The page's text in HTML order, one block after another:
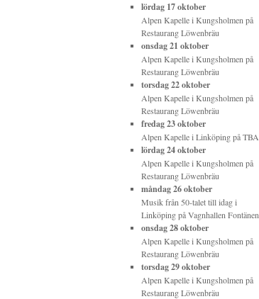
lördag 17 oktober
Alpen Kapelle i Kungsholmen på
Restaurang Löwenbräu
onsdag 21 oktober
Alpen Kapelle i Kungsholmen på
Restaurang Löwenbräu
torsdag 22 oktober
Alpen Kapelle i Kungsholmen på
Restaurang Löwenbräu
fredag 23 oktober
Alpen Kapelle i Linköping på TBA
lördag 24 oktober
Alpen Kapelle i Kungsholmen på
Restaurang Löwenbräu
måndag 26 oktober
Musik från 50-talet till idag i
Linköping på Vagnhallen Fontänen
onsdag 28 oktober
Alpen Kapelle i Kungsholmen på
Restaurang Löwenbräu
torsdag 29 oktober
Alpen Kapelle i Kungsholmen på
Restaurang Löwenbräu